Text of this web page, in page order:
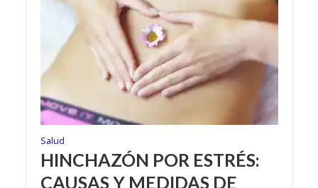
Salud
HINCHAZÓN POR ESTRÉS:
CAUSAS Y MEDIDAS DE